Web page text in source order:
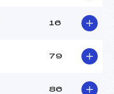
16
79
86